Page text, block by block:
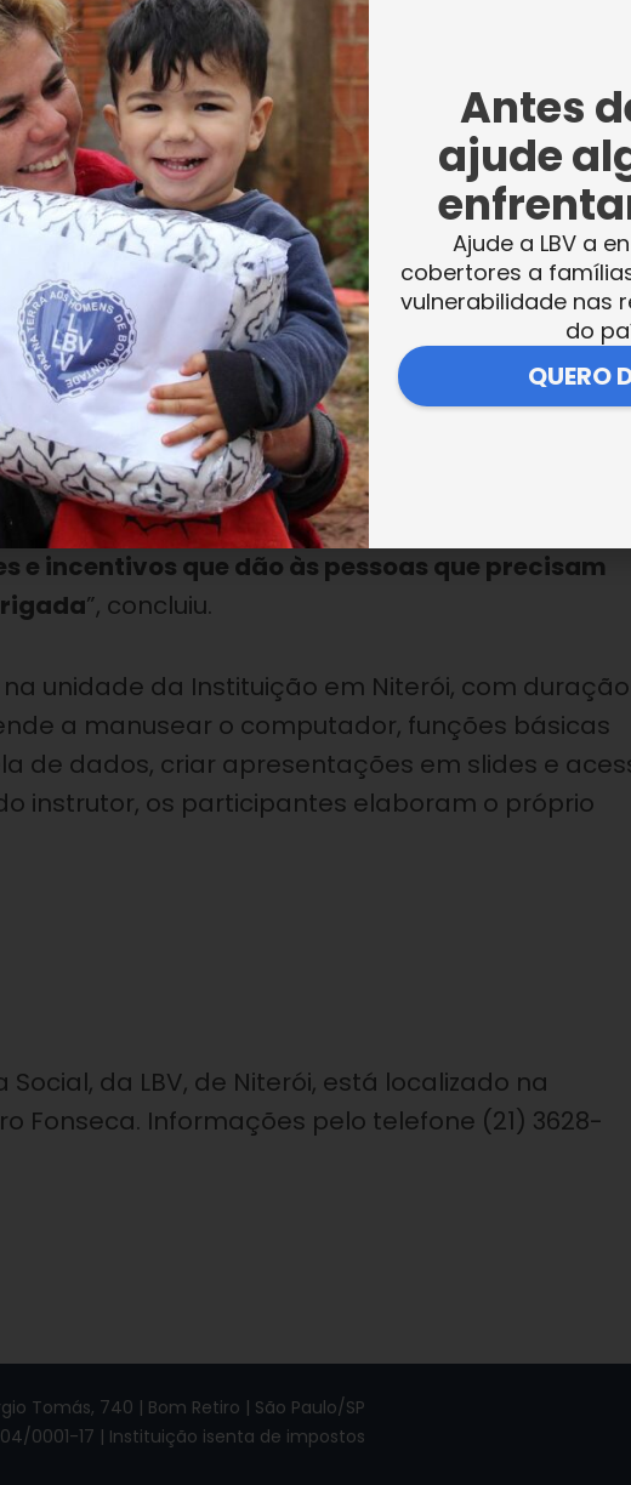
em cada pessoa que finaliza o curso.
a jovemLethícia Nascimento
afirmou que, além
seus conhecimentos, sentiu o exemplo
“Hoje em dia, é fundamental para trabalhar que
busquei o curso para ter mais oportunidades
as aulas foram todas muito bem
e o método de aplicação foi ótimo, além de
Eu fui indicada a fazer esse curso e, com toda
Quero agradecer à Legião da Boa
e incentivos que dão às pessoas que precisam
”, concluiu.
unidade da Instituição em Niterói, com duração
a manusear o computador, funções básicas
de dados, criar apresentações em slides e
instrutor, os participantes elaboram o próprio
da LBV, de Niterói, está localizado na
Fonseca. Informações pelo telefone (21) 3628-
Tomás, 740 | Bom Retiro | São Paulo/SP
0001-17 | Instituição isenta de impostos
Antes
ajude
Ajude a LBV a
cobertores a
vulnerabilidade nas
do
QUERO